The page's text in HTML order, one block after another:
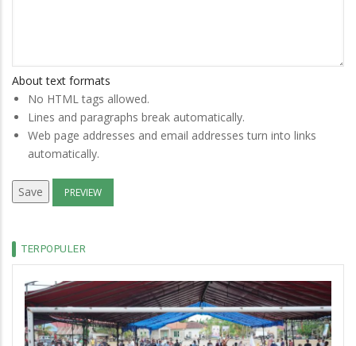
About text formats
No HTML tags allowed.
Lines and paragraphs break automatically.
Web page addresses and email addresses turn into links
automatically.
TERPOPULER